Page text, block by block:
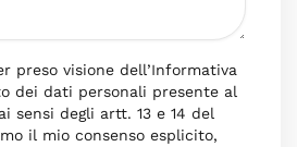
preso visione dell’Informativa
dei dati personali presente al
ai sensi degli artt. 13 e 14 del
il mio consenso esplicito,